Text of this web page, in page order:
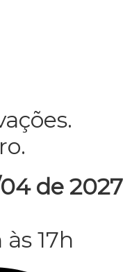
de 2027
às 17h